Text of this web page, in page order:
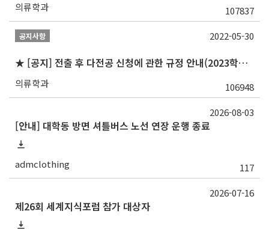
의류학과 107837
공지사항
★ [공지] 전출 후 다전공 신청에 관한 규정 안내(2023학년도 1학기 신청자부터 적용)
의류학과 106948
2022-05-30
[안내] 대학동 방면 셔틀버스 노선 연장 운행 종료
admclothing 117
2026-08-03
제26회 세계지식포럼 참가 대상자
2026-07-16